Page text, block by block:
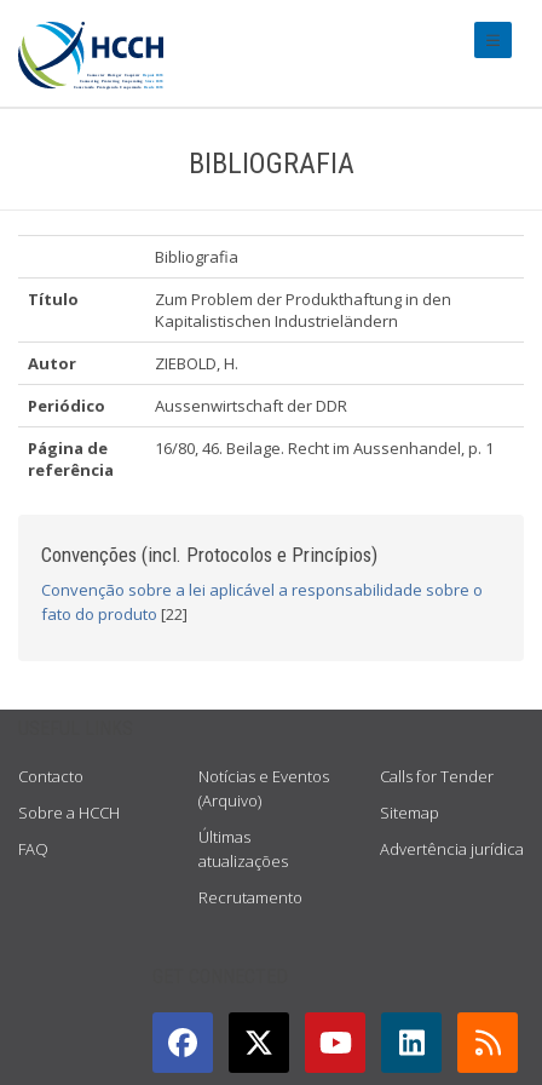
BIBLIOGRAFIA
Bibliografia
Título
Zum Problem der Produkthaftung in den
Kapitalistischen Industrieländern
Autor
ZIEBOLD, H.
Periódico
Aussenwirtschaft der DDR
Página de
referência
16/80, 46. Beilage. Recht im Aussenhandel, p. 1
Convenções (incl. Protocolos e Princípios)
Convenção sobre a lei aplicável a responsabilidade sobre o
fato do produto [22]
Contacto
Sobre a HCCH
FAQ
Notícias e Eventos
(Arquivo)
Últimas
atualizações
Recrutamento
Calls for Tender
Sitemap
Advertência jurídica